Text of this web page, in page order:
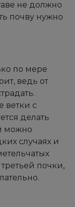
не должно
почву нужно
по мере
ведь от
ветки с
делать
можно
случаях и
почки,